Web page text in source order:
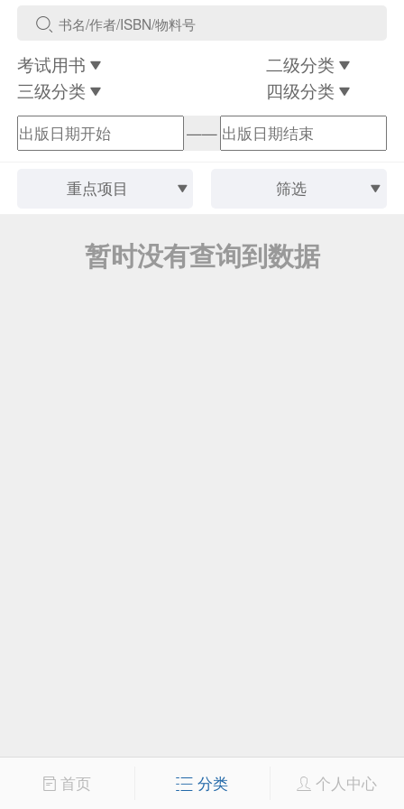
考试用书
二级分类
三级分类
四级分类
——
重点项目 筛选
暂时没有查询到数据
首页 分类 个人中心